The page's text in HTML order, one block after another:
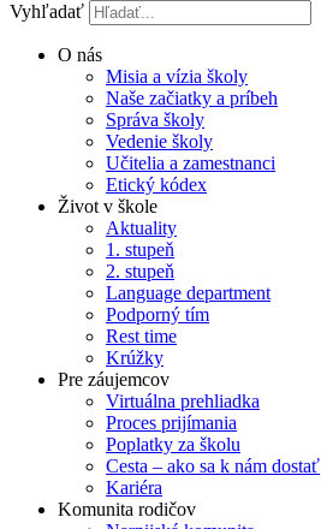
Vyhľadať
O nás
Misia a vízia školy
Naše začiatky a príbeh
Správa školy
Vedenie školy
Učitelia a zamestnanci
Etický kódex
Život v škole
Aktuality
1. stupeň
2. stupeň
Language department
Podporný tím
Rest time
Krúžky
Pre záujemcov
Virtuálna prehliadka
Proces prijímania
Poplatky za školu
Cesta – ako sa k nám dostať
Kariéra
Komunita rodičov